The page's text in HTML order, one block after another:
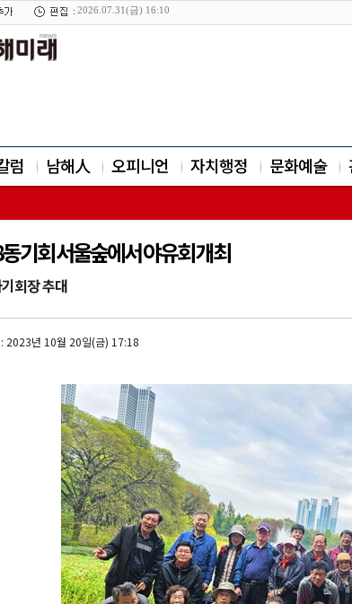
2026.07.31(금) 16:10
럼 남해人 오피니언 자치행정 문화예술
기회 서울숲에서 야유회 개최
회장 추대
: 2023년 10월 20일(금) 17:18